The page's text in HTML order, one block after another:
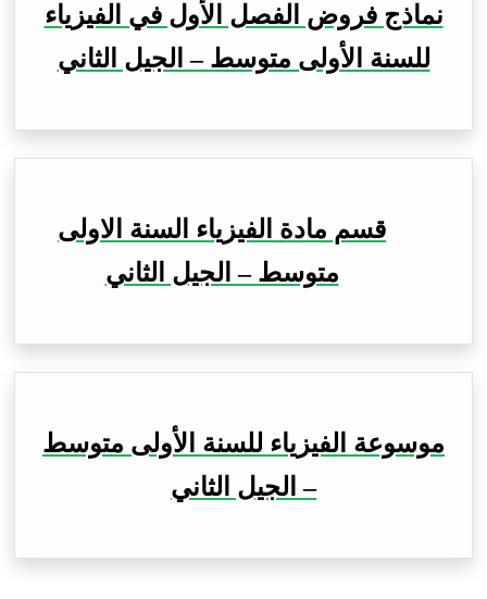
نماذج فروض الفصل الأول في الفيزياء
للسنة الأولى متوسط – الجيل الثاني
قسم مادة الفيزياء السنة الاولى
متوسط – الجيل الثاني
موسوعة الفيزياء للسنة الأولى متوسط
– الجيل الثاني